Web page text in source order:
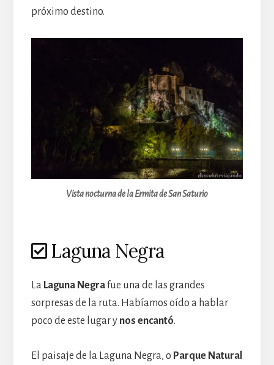
próximo destino.
Vista nocturna de la Ermita de San Saturio
Laguna Negra
La Laguna Negrafue una de las grandes
sorpresas de la ruta. Habíamos oído a hablar
poco de este lugar y nos encantó.
El paisaje de la Laguna Negra, o Parque Natural